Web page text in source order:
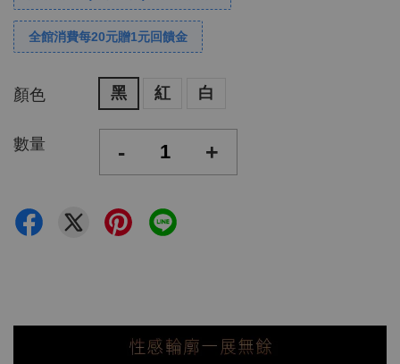
全館消費每20元贈1元回饋金
顏色 黑 紅 白
數量 - +